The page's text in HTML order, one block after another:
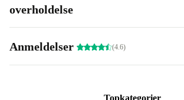
overholdelse
Anmeldelser (4.6)
Topkategorier